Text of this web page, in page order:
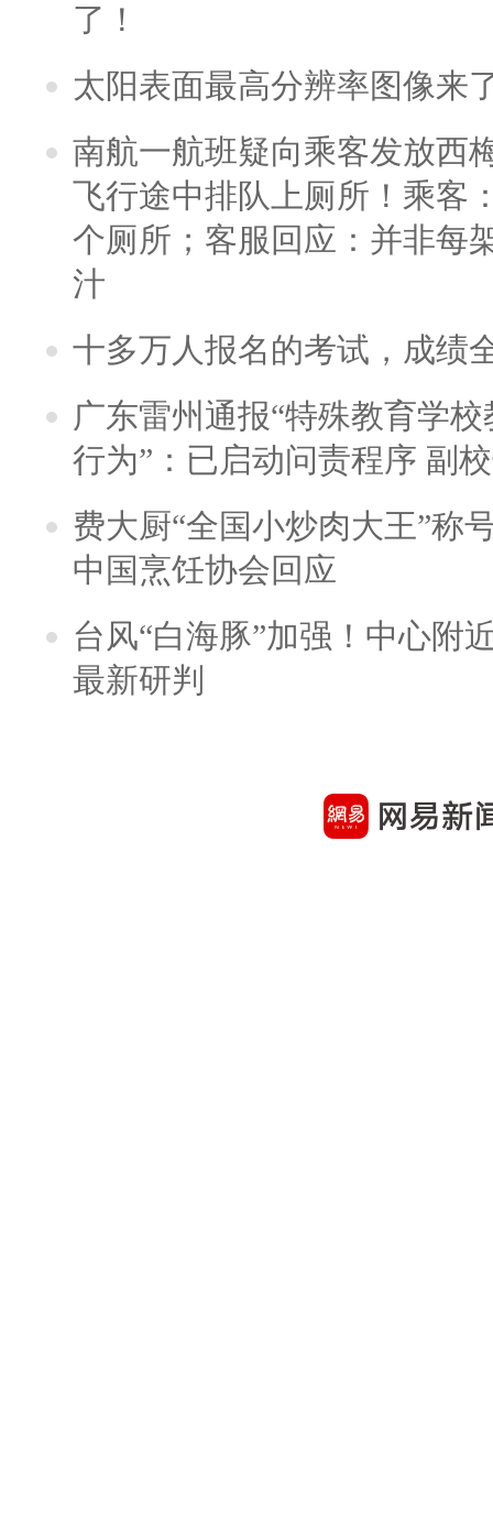
了！
太阳表面最高分辨率图像来
南航一航班疑向乘客发放西
飞行途中排队上厕所！乘客
个厕所；客服回应：并非每
汁
十多万人报名的考试，成绩
广东雷州通报“特殊教育学
行为”：已启动问责程序 副
费大厨“全国小炒肉大王”称
中国烹饪协会回应
台风“白海豚”加强！中心附
最新研判